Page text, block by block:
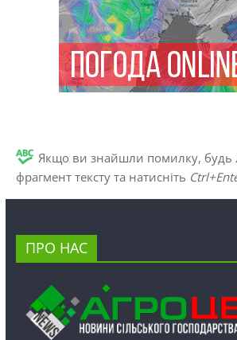
Якщо ви знайшли помилку, будь
фрагмент тексту та натисніть
ПРО НАС